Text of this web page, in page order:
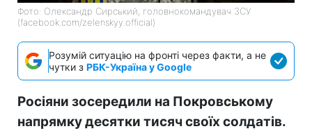
Фото: Олександр Сирський, головнокомандувач ЗСУ
(facebook.com/zelenskyy.official)
Розумій ситуацію на фронті через факти, а не
чутки з РБК-Україна у Google
Росіяни зосередили на Покровському
напрямку десятки тисяч своїх солдатів.